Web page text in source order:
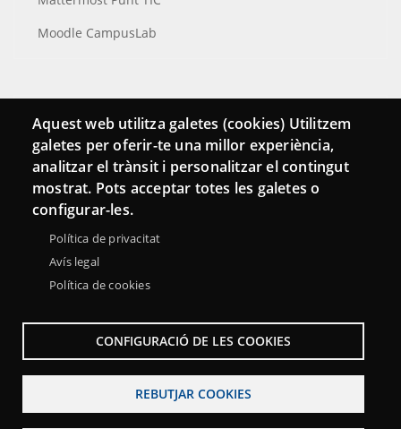
Moodle CampusLab
Connecta
Bustia de contacte
Butlletins
Aquest web utilitza galetes (cookies) Utilitzem
galetes per oferir-te una millor experiència,
analitzar el trànsit i personalitzar el contingut
mostrat. Pots acceptar totes les galetes o
configurar-les.
Política de privacitat
Avís legal
Política de cookies
CONFIGURACIÓ DE LES COOKIES
REBUTJAR COOKIES